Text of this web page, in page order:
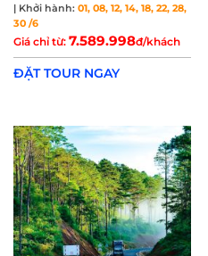
| Khởi hành: 01, 08, 12, 14, 18, 22, 28,
30 /6
Giá chỉ từ: 7.589.998đ/khách
ĐẶT TOUR NGAY